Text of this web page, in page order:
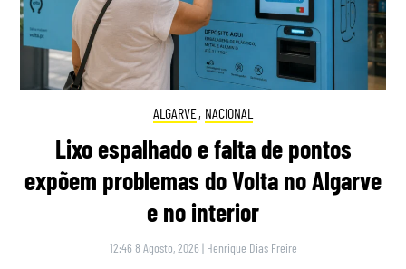
ALGARVE, NACIONAL
Lixo espalhado e falta de pontos
expõem problemas do Volta no Algarve
e no interior
12:46 8 Agosto, 2026 | Henrique Dias Freire